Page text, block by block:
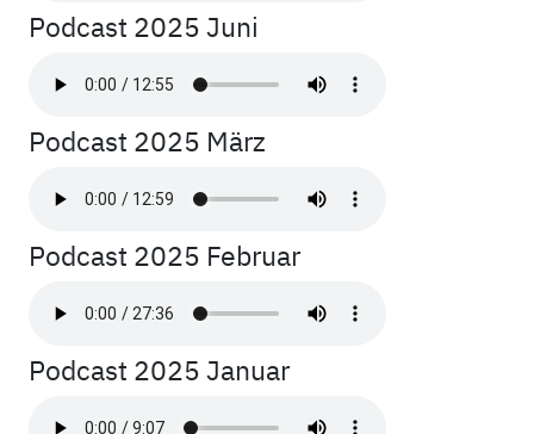
Podcast 2025 Juni
Podcast 2025 März
Podcast 2025 Februar
Podcast 2025 Januar